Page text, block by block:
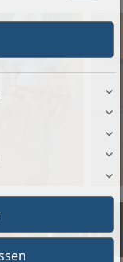
+8